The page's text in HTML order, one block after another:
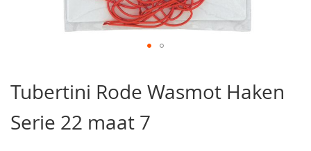
het
begin
van
de
Tubertini Rode Wasmot Haken
Serie 22 maat 7